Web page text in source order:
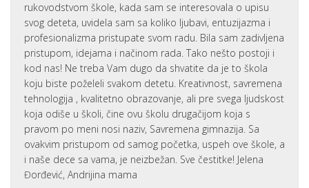
rukovodstvom škole, kada sam se interesovala o upisu
svog deteta, uvidela sam sa koliko ljubavi, entuzijazma i
profesionalizma pristupate svom radu. Bila sam zadivljena
pristupom, idejama i načinom rada. Tako nešto postoji i
kod nas! Ne treba Vam dugo da shvatite da je to škola
koju biste poželeli svakom detetu. Kreativnost, savremena
tehnologija , kvalitetno obrazovanje, ali pre svega ljudskost
koja odiše u školi, čine ovu školu drugačijom koja s
pravom po meni nosi naziv, Savremena gimnazija. Sa
ovakvim pristupom od samog početka, uspeh ove škole, a
i naše dece sa vama, je neizbežan. Sve čestitke! Jelena
Đorđević, Andrijina mama